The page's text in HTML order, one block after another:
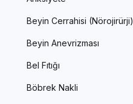
Beyin Cerrahisi (Nörojirürji)
Beyin Anevrizması
Bel Fıtığı
Böbrek Nakli